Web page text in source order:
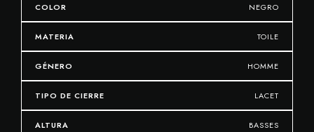
COLOR NEGRO
MATERIA TOILE
GÉNERO HOMME
TIPO DE CIERRE LACET
ALTURA BASSES